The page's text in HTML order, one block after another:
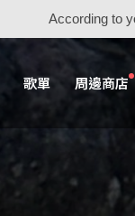
According to
歌單 周邊商店